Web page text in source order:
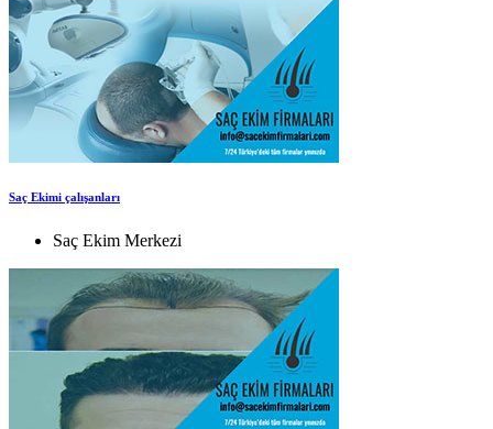
Saç Ekimi çalışanları
Saç Ekim Merkezi